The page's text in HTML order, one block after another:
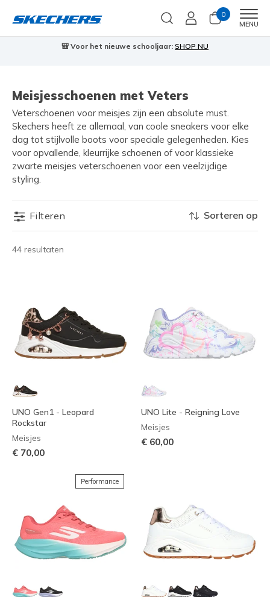
0
MENU
🎒 Voor het nieuwe schooljaar: SHOP NU
Meisjesschoenen met Veters
Veterschoenen voor meisjes zijn een absolute must.
Skechers heeft ze allemaal, van coole sneakers voor elke
dag tot stijlvolle boots voor speciale gelegenheden. Kies
voor opvallende, kleurrijke schoenen of voor klassieke
zwarte meisjes veterschoenen voor een veelzijdige
styling.
Filteren
44 resultaten
Sorteren op
UNO Gen1 - Leopard
Rockstar
Meisjes
€ 70,00
UNO Lite - Reigning Love
Meisjes
€ 60,00
Performance